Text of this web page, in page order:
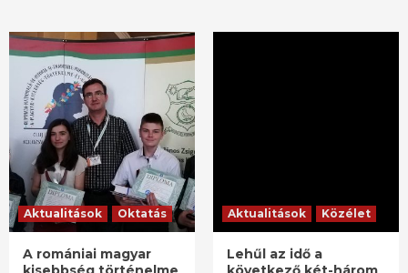
Aktualitások Oktatás
A romániai magyar
Aktualitások Közélet
Lehűl az idő a